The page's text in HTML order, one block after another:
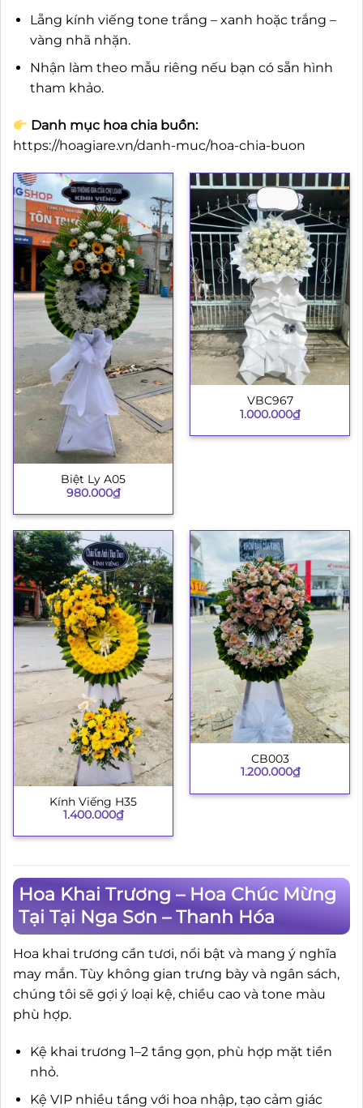
Lẵng kính viếng tone trắng – xanh hoặc trắng –
vàng nhã nhặn.
Nhận làm theo mẫu riêng nếu bạn có sẵn hình
tham khảo.
Danh mục hoa chia buồn:
https://hoagiare.vn/danh-muc/hoa-chia-buon
Biệt Ly A05
980.000₫
VBC967
1.000.000₫
Kính Viếng H35
1.400.000₫
CB003
1.200.000₫
Hoa Khai Trương – Hoa Chúc Mừng
Tại Tại Nga Sơn – Thanh Hóa
Hoa khai trương cần tươi, nổi bật và mang ý nghĩa
may mắn. Tùy không gian trưng bày và ngân sách,
chúng tôi sẽ gợi ý loại kệ, chiều cao và tone màu
phù hợp.
Kệ khai trương 1–2 tầng gọn, phù hợp mặt tiền
nhỏ.
Kệ VIP nhiều tầng với hoa nhập, tạo cảm giác